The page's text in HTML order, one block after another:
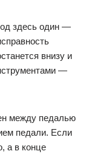
здесь один —
внизу и
—
между педалью
педали. Если
а в конце